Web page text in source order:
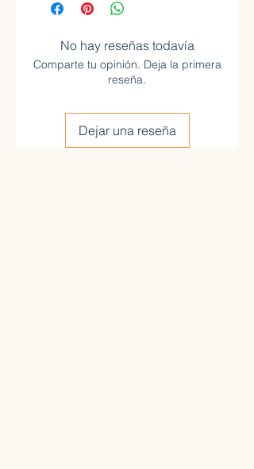
No hay reseñas todavía
Comparte tu opinión. Deja la primera
reseña.
Dejar una reseña